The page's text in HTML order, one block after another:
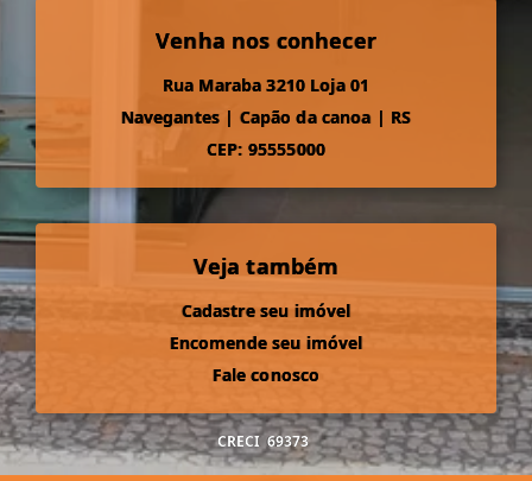
Venha nos conhecer
Rua Maraba 3210 Loja 01
Navegantes | Capão da canoa | RS
CEP: 95555000
Veja também
Cadastre seu imóvel
Encomende seu imóvel
Fale conosco
CRECI 69373